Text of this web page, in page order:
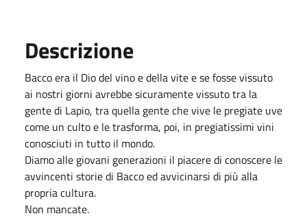
Descrizione
Bacco era il Dio del vino e della vite e se fosse vissuto
ai nostri giorni avrebbe sicuramente vissuto tra la
gente di Lapio, tra quella gente che vive le pregiate uve
come un culto e le trasforma, poi, in pregiatissimi vini
conosciuti in tutto il mondo.
Diamo alle giovani generazioni il piacere di conoscere le
avvincenti storie di Bacco ed avvicinarsi di più alla
propria cultura.
Non mancate.